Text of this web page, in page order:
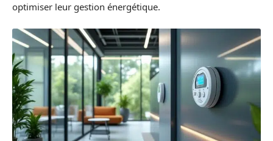
optimiser leur gestion énergétique.